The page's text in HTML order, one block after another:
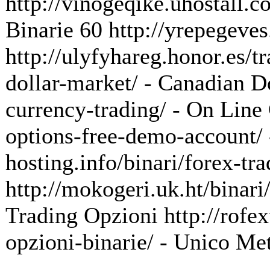
Binarie 60 http://
http://ulyfyhareg.honor.es/
dollar-market/ - Canadian
currency-trading/ - On
options-free-demo-
hosting.info/binari/forex-
http://mokogeri.uk.ht/
Trading Opzioni http://
opzioni-binarie/ - Unico